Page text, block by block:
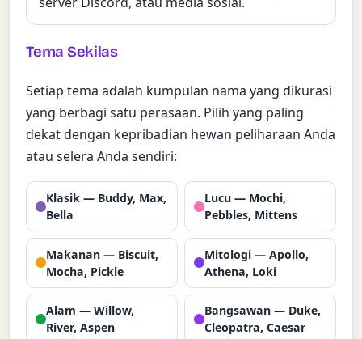
Tema Sekilas
Setiap tema adalah kumpulan nama yang dikurasi
yang berbagi satu perasaan. Pilih yang paling
dekat dengan kepribadian hewan peliharaan Anda
atau selera Anda sendiri:
Klasik — Buddy, Max,
Bella
Lucu — Mochi,
Pebbles, Mittens
Makanan — Biscuit,
Mocha, Pickle
Mitologi — Apollo,
Athena, Loki
Alam — Willow,
River, Aspen
Bangsawan — Duke,
Cleopatra, Caesar